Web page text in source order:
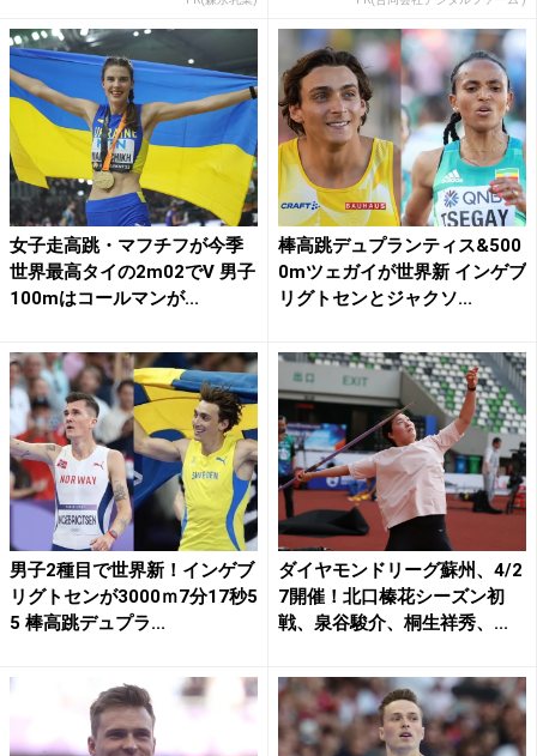
女子走高跳・マフチフが今季
世界最高タイの2m02でV 男子
100mはコールマンが...
棒高跳デュプランティス&500
0mツェガイが世界新 インゲブ
リグトセンとジャクソ...
男子2種目で世界新！インゲブ
リグトセンが3000ｍ7分17秒5
5 棒高跳デュプラ...
ダイヤモンドリーグ蘇州、4/2
7開催！北口榛花シーズン初
戦、泉谷駿介、桐生祥秀、...